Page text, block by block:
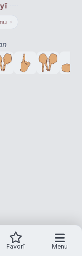
›
Favorî Menu